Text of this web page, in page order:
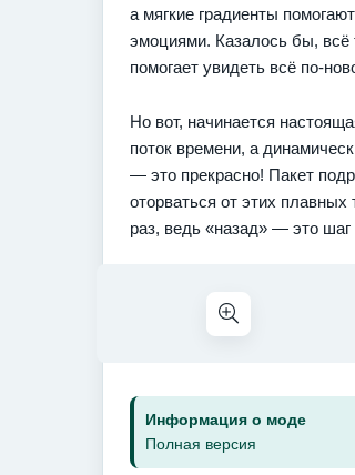
а мягкие градиенты
эмоциями. Казалось бы, всё
помогает увидеть всё по-
Но вот, начинается
поток времени, а
— это прекрасно! Пакет
оторваться от этих
раз, ведь «назад» — это
Информация о моде
Полная версия